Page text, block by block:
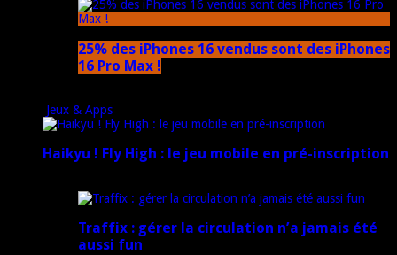
25% des iPhones 16 vendus sont des iPhones
16 Pro Max !
Jeux & Apps
Haikyu ! Fly High : le jeu mobile en pré-inscription
Traffix : gérer la circulation n’a jamais été
aussi fun